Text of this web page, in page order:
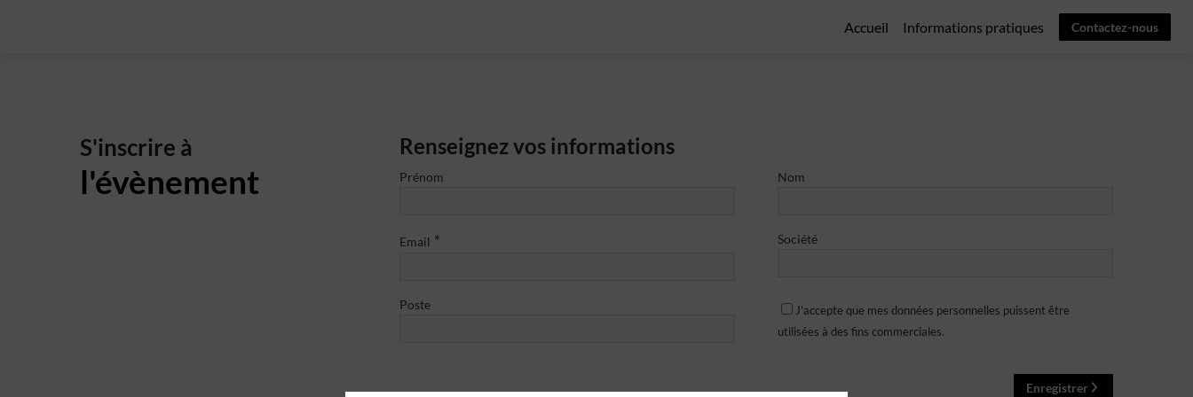
Accueil Informations pratiques Contactez-nous
S'inscrire à
l'évènement
Renseignez vos informations
Prénom Nom
Email * Société
Poste
J'accepte que mes données personnelles puissent être
utilisées à des fins commerciales.
Enregistrer